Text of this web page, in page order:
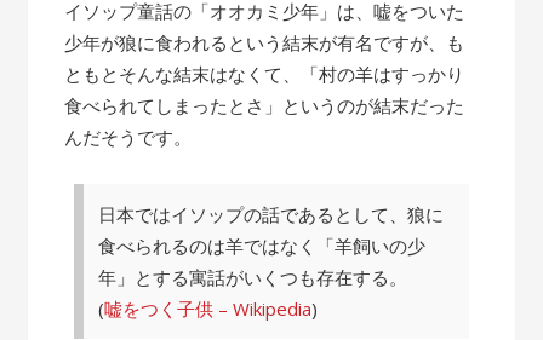
話”
イソップ童話の「オオカミ少年」は、嘘をついた
少年が狼に食われるという結末が有名ですが、も
ともとそんな結末はなくて、「村の羊はすっかり
食べられてしまったとさ」というのが結末だった
んだそうです。
日本ではイソップの話であるとして、狼に
食べられるのは羊ではなく「羊飼いの少
年」とする寓話がいくつも存在する。
(嘘をつく子供 – Wikipedia)